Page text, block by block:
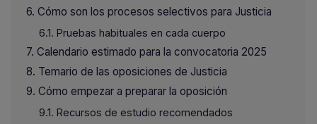
Cómo son los procesos selectivos para Justicia
Pruebas habituales en cada cuerpo
Calendario estimado para la convocatoria 2025
Temario de las oposiciones de Justicia
Cómo empezar a preparar la oposición
Recursos de estudio recomendados